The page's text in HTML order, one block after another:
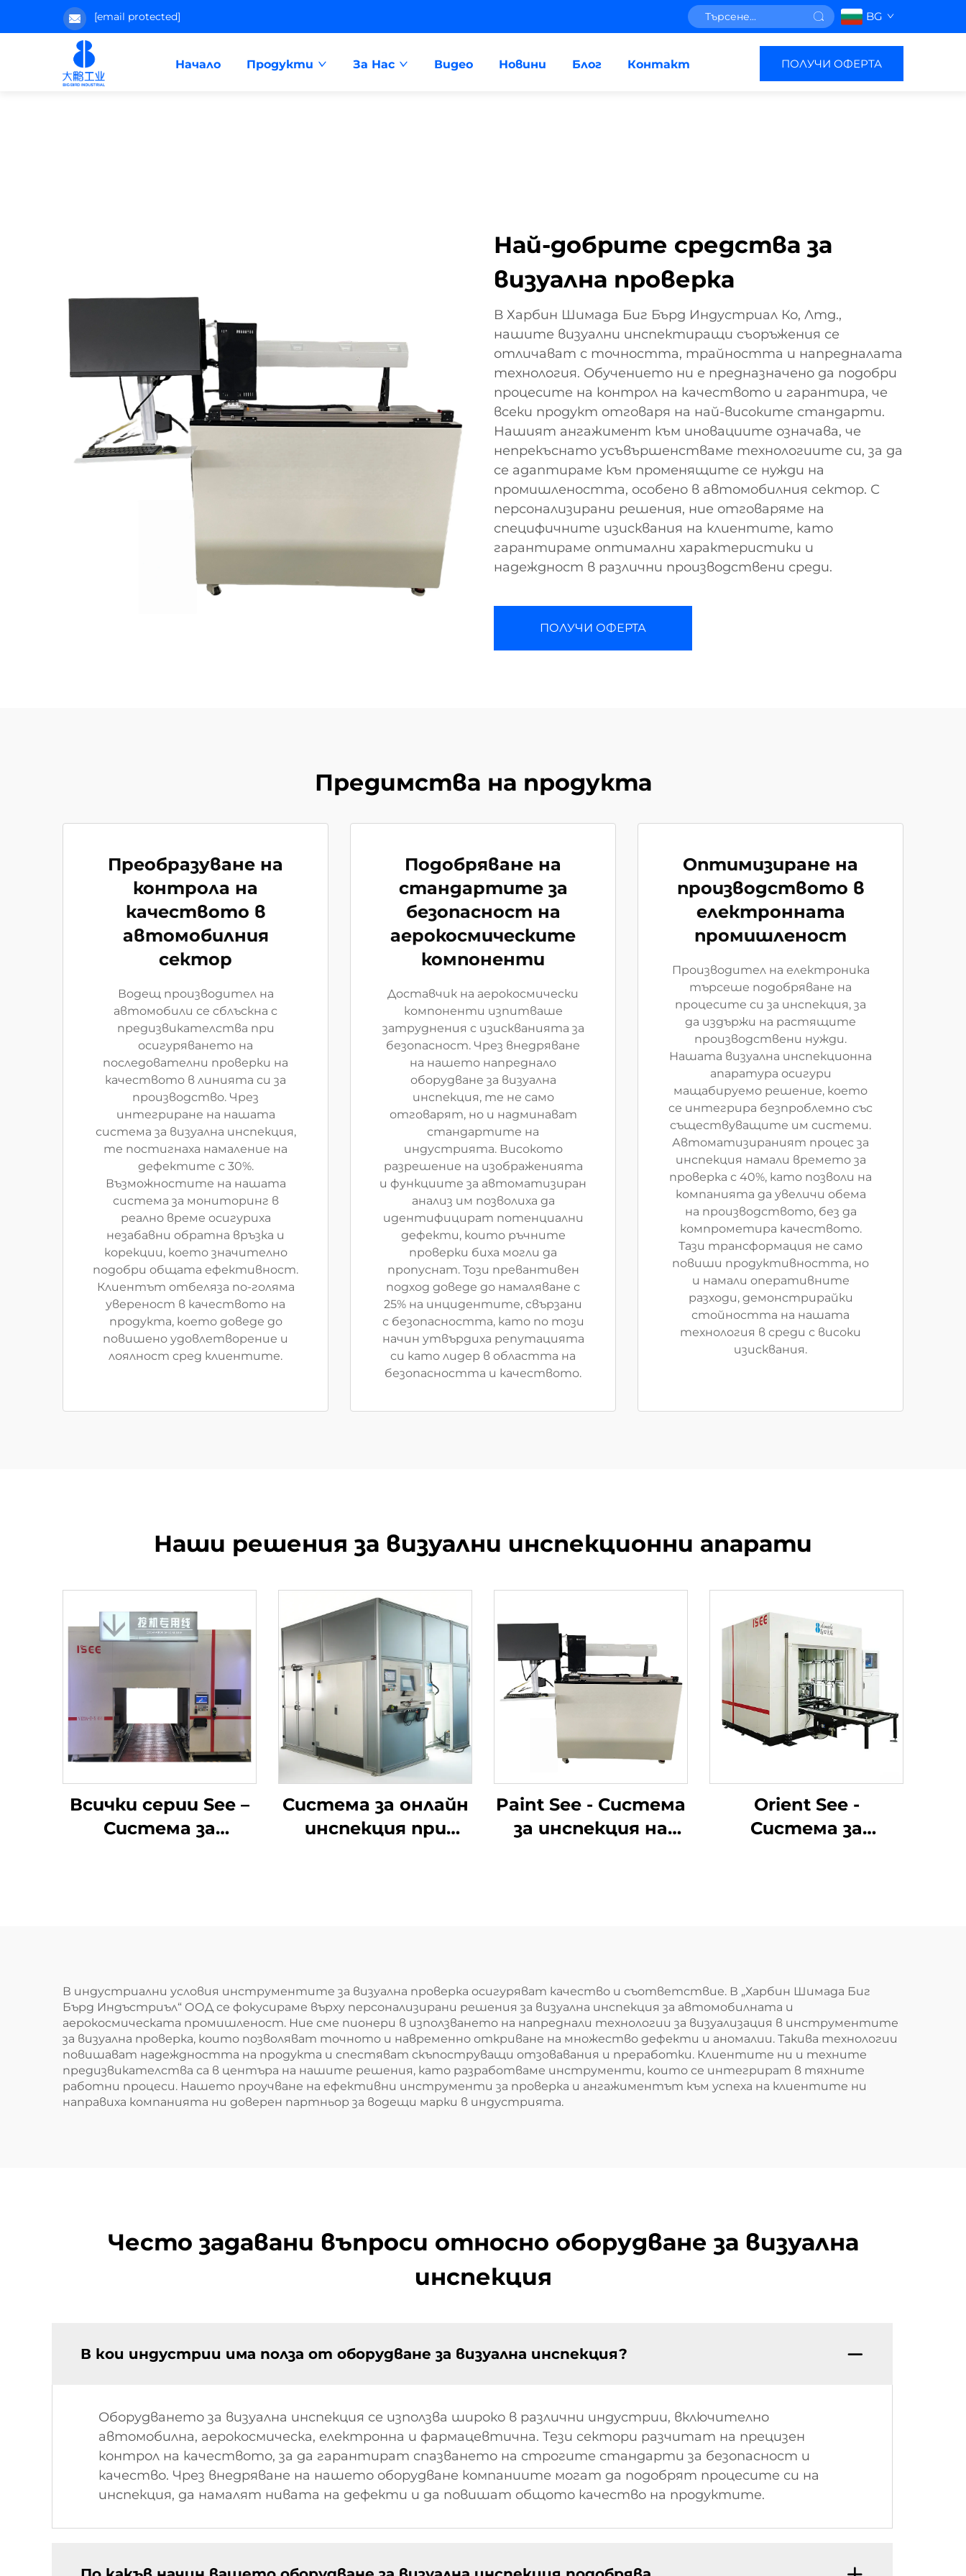
[email protected] BG
Начало Продукти За Нас Видео Новини Блог Контакт ПОЛУЧИ ОФЕРТА
Най-добрите средства за
визуална проверка
В Харбин Шимада Биг Бърд Индустриал Ко, Лтд.,
нашите визуални инспектиращи съоръжения се
отличават с точността, трайността и напредналата
технология. Обучението ни е предназначено да подобри
процесите на контрол на качеството и гарантира, че
всеки продукт отговаря на най-високите стандарти.
Нашият ангажимент към иновациите означава, че
непрекъснато усъвършенстваме технологиите си, за да
се адаптираме към променящите се нужди на
промишлеността, особено в автомобилния сектор. С
персонализирани решения, ние отговаряме на
специфичните изисквания на клиентите, като
гарантираме оптимални характеристики и
надеждност в различни производствени среди.
ПОЛУЧИ ОФЕРТА
Предимства на продукта
Преобразуване на
контрола на
качеството в
автомобилния
сектор
Водещ производител на
автомобили се сблъскна с
предизвикателства при
осигуряването на
последователни проверки на
качеството в линията си за
производство. Чрез
интегриране на нашата
система за визуална инспекция,
те постигнаха намаление на
дефектите с 30%.
Възможностите на нашата
система за мониторинг в
реално време осигуриха
незабавни обратна връзка и
корекции, което значително
подобри общата ефективност.
Клиентът отбеляза по-голяма
увереност в качеството на
продукта, което доведе до
повишено удовлетворение и
лоялност сред клиентите.
Подобряване на
стандартите за
безопасност на
аерокосмическите
компоненти
Доставчик на аерокосмически
компоненти изпитваше
затруднения с изискванията за
безопасност. Чрез внедряване
на нашето напреднало
оборудване за визуална
инспекция, те не само
отговарят, но и надминават
стандартите на
индустрията. Високото
разрешение на изображенията
и функциите за автоматизиран
анализ им позволиха да
идентифицират потенциални
дефекти, които ръчните
проверки биха могли да
пропуснат. Този превантивен
подход доведе до намаляване с
25% на инцидентите, свързани
с безопасността, като по този
начин утвърдиха репутацията
си като лидер в областта на
безопасността и качеството.
Оптимизиране на
производството в
електронната
промишленост
Производител на електроника
търсеше подобряване на
процесите си за инспекция, за
да издържи на растящите
производствени нужди.
Нашата визуална инспекционна
апаратура осигури
мащабируемо решение, което
се интегрира безпроблемно със
съществуващите им системи.
Автоматизираният процес за
инспекция намали времето за
проверка с 40%, като позволи на
компанията да увеличи обема
на производството, без да
компрометира качеството.
Тази трансформация не само
повиши продуктивността, но
и намали оперативните
разходи, демонстрирайки
стойността на нашата
технология в среди с високи
изисквания.
Наши решения за визуални инспекционни апарати
Всички серии See –
Система за
Система за онлайн
инспекция при
Paint See - Система
за инспекция на
Orient See -
Система за
В индустриални условия инструментите за визуална проверка осигуряват качество и съответствие. В „Харбин Шимада Биг
Бърд Индъстриъл“ ООД се фокусираме върху персонализирани решения за визуална инспекция за автомобилната и
аерокосмическата промишленост. Ние сме пионери в използването на напреднали технологии за визуализация в инструментите
за визуална проверка, които позволяват точното и навременно откриване на множество дефекти и аномалии. Такива технологии
повишават надеждността на продукта и спестяват скъпоструващи отзовавания и преработки. Клиентите ни и техните
предизвикателства са в центъра на нашите решения, като разработваме инструменти, които се интегрират в тяхните
работни процеси. Нашето проучване на ефективни инструменти за проверка и ангажиментът към успеха на клиентите ни
направиха компанията ни доверен партньор за водещи марки в индустрията.
Често задавани въпроси относно оборудване за визуална
инспекция
В кои индустрии има полза от оборудване за визуална инспекция?
Оборудването за визуална инспекция се използва широко в различни индустрии, включително
автомобилна, аерокосмическа, електронна и фармацевтична. Тези сектори разчитат на прецизен
контрол на качеството, за да гарантират спазването на строгите стандарти за безопасност и
качество. Чрез внедряване на нашето оборудване компаниите могат да подобрят процесите си на
инспекция, да намалят нивата на дефекти и да повишат общото качество на продуктите.